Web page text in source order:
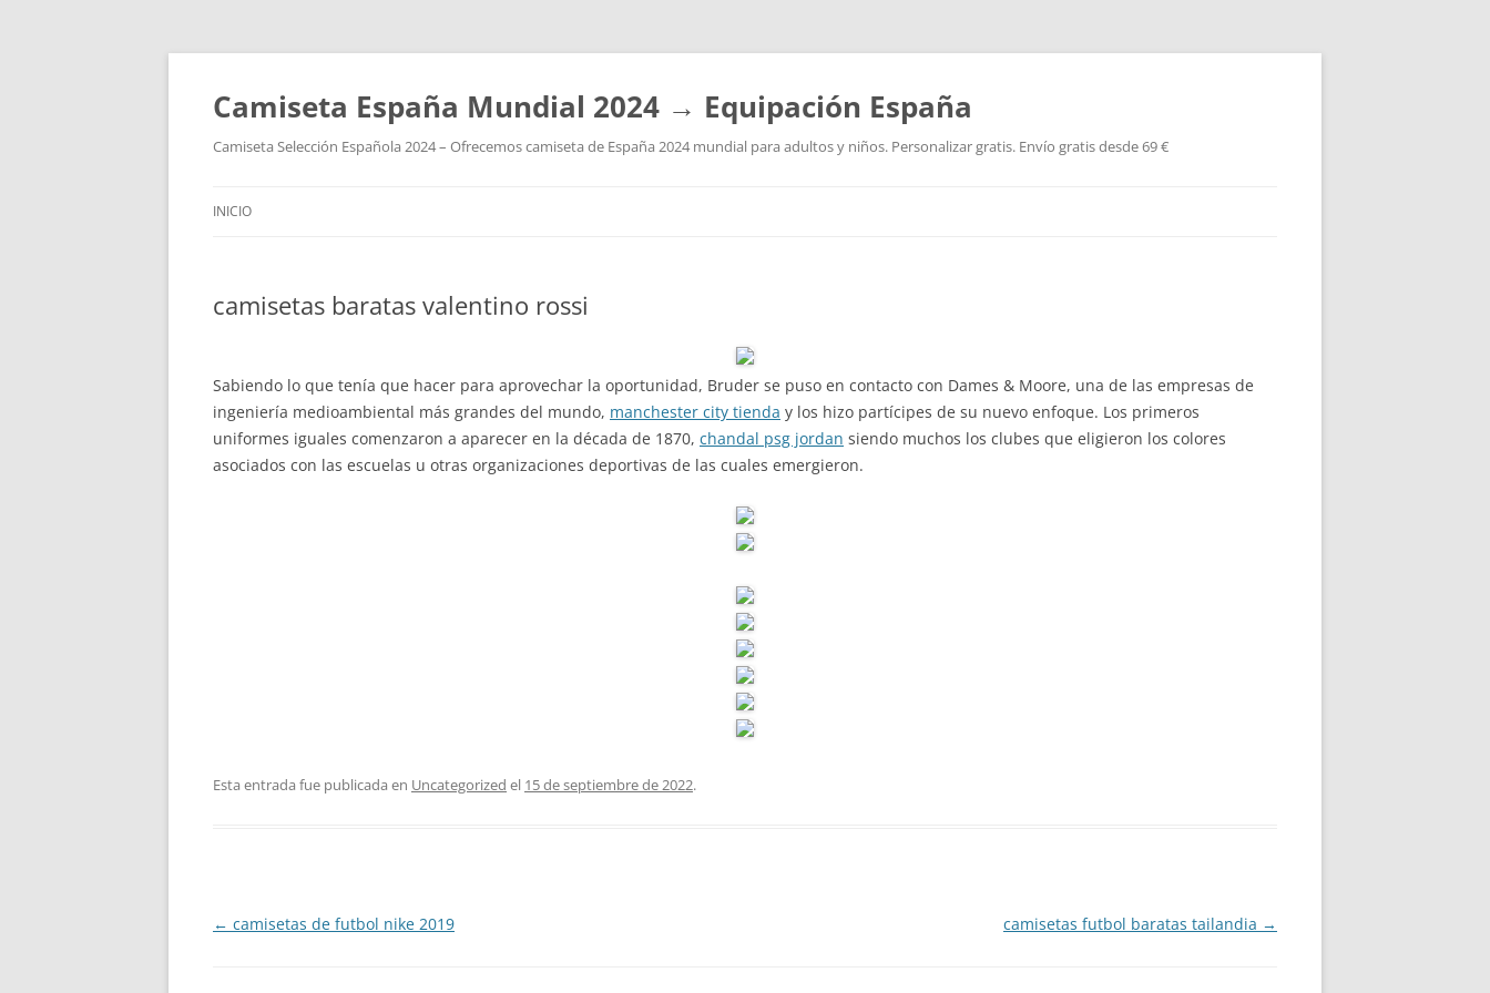
Camiseta España Mundial 2024 → Equipación España
Camiseta Selección Española 2024 – Ofrecemos camiseta de España 2024 mundial para adultos y niños. Personalizar gratis. Envío gratis desde 69 €
INICIO
camisetas baratas valentino rossi
Sabiendo lo que tenía que hacer para aprovechar la oportunidad, Bruder se puso en contacto con Dames & Moore, una de las empresas de
ingeniería medioambiental más grandes del mundo, manchester city tienda y los hizo partícipes de su nuevo enfoque. Los primeros
uniformes iguales comenzaron a aparecer en la década de 1870, chandal psg jordan siendo muchos los clubes que eligieron los colores
asociados con las escuelas u otras organizaciones deportivas de las cuales emergieron.
Esta entrada fue publicada en Uncategorized el 15 de septiembre de 2022.
Navegación
← camisetas de futbol nike 2019 camisetas futbol baratas tailandia →